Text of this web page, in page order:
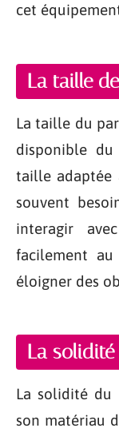
cet
La taille
La taille du
disponible
taille adaptée
souvent
interagir
facilement
éloigner des
La
La solidité du
son matériau